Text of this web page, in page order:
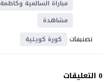
مباراة السالمية وكاظمة
مشاهدة
تصنيفات كورة كويتية
0 التعليقات